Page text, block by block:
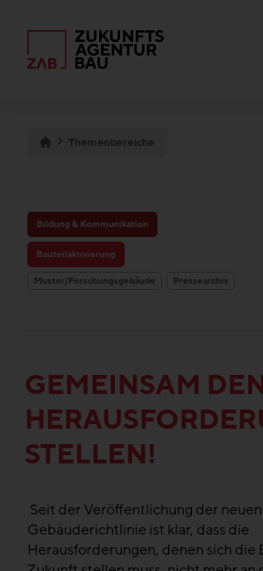
Themenbereiche
Bildung & Kommunikation
Bauteilaktivierung
Muster/Forschungsgebäude Pressearchiv
GEMEINSAM
STELLEN!
Seit der Veröffentlichung der
Gebäuderichtlinie ist klar, dass die
Herausforderungen, denen sich die